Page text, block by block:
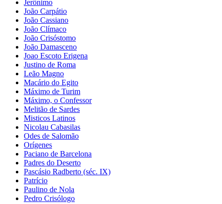
Jerônimo
João Carpátio
João Cassiano
João Clímaco
João Crisóstomo
João Damasceno
Joao Escoto Erigena
Justino de Roma
Leão Magno
Macário do Egito
Máximo de Turim
Máximo, o Confessor
Melitão de Sardes
Misticos Latinos
Nicolau Cabasilas
Odes de Salomão
Orígenes
Paciano de Barcelona
Padres do Deserto
Pascásio Radberto (séc. IX)
Patrício
Paulino de Nola
Pedro Crisólogo